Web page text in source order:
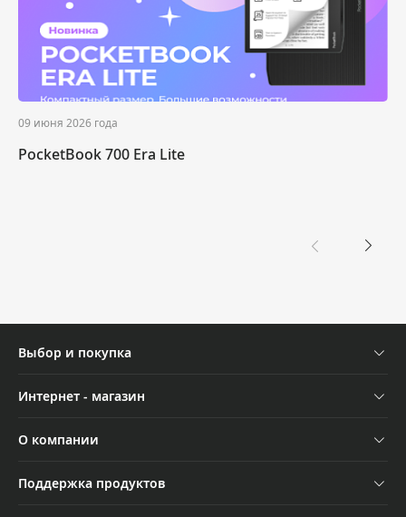
09 июня 2026 года
PocketBook 700 Era Lite
День России 2026
Выбор и покупка
Акции
Трейд-ин
Интернет - магазин
Обмен и возврат
О компании
Поддержка продуктов